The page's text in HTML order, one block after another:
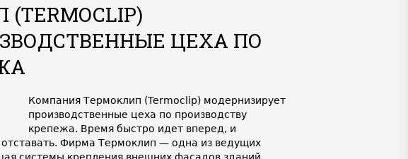
ЦЕХА ПО
Компания Термоклип (Termoclip) модернизирует
производственные цеха по производству
крепежа. Время быстро идет вперед, и
Фирма Термоклип — одна из ведущих
системы крепления внешних фасадов зданий,